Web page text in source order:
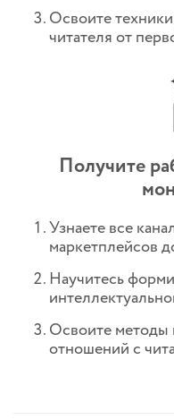
Освоите
читателя от
Получите
Узнаете все
маркетплейсов
Научитесь
Освоите методы
отношений с